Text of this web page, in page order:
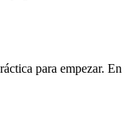
para empezar.